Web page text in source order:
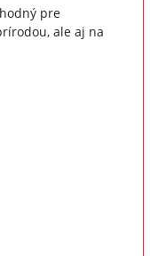
pre
ale aj na